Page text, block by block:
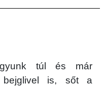
túl és már
bejglivel is, sőt a